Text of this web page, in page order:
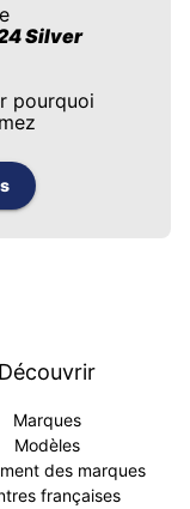
Silver
pourquoi
Découvrir
Marques
Modèles
des marques
françaises